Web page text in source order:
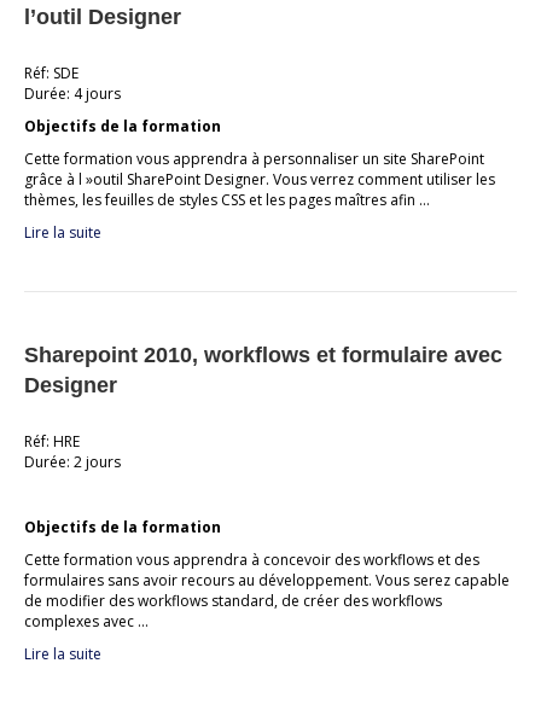
l’outil Designer
Réf: SDE
Durée: 4 jours
Objectifs de la formation
Cette formation vous apprendra à personnaliser un site SharePoint
grâce à l »outil SharePoint Designer. Vous verrez comment utiliser les
thèmes, les feuilles de styles CSS et les pages maîtres afin …
Lire la suite
Sharepoint 2010, workflows et formulaire avec
Designer
Réf: HRE
Durée: 2 jours
Objectifs de la formation
Cette formation vous apprendra à concevoir des workflows et des
formulaires sans avoir recours au développement. Vous serez capable
de modifier des workflows standard, de créer des workflows
complexes avec …
Lire la suite